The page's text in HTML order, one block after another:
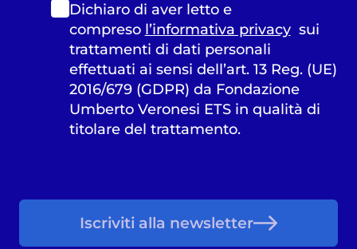
Dichiaro di aver letto e
compreso l’informativa privacysui
trattamenti di dati personali
effettuati ai sensi dell’art. 13 Reg. (UE)
2016/679 (GDPR) da Fondazione
Umberto Veronesi ETS in qualità di
titolare del trattamento.
Iscriviti alla newsletter